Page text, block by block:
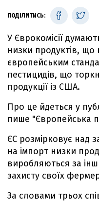
ПОДІЛИТИСЬ:
У Єврокомісії
низки продуктів, що
європейським
пестицидів, що
продукції із США.
Про це йдеться у
пише "Європейська
ЄС розмірковує над
на імпорт низки
виробляються за
захисту своїх
За словами трьох